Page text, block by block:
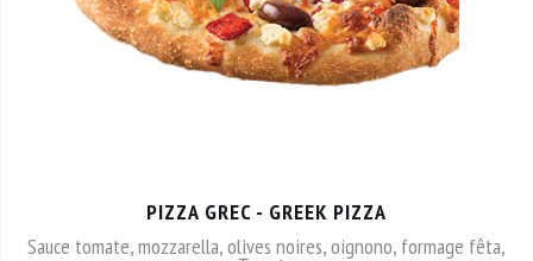
PIZZA GREC - GREEK PIZZA
Sauce tomate, mozzarella, olives noires, oignono, formage fêta,